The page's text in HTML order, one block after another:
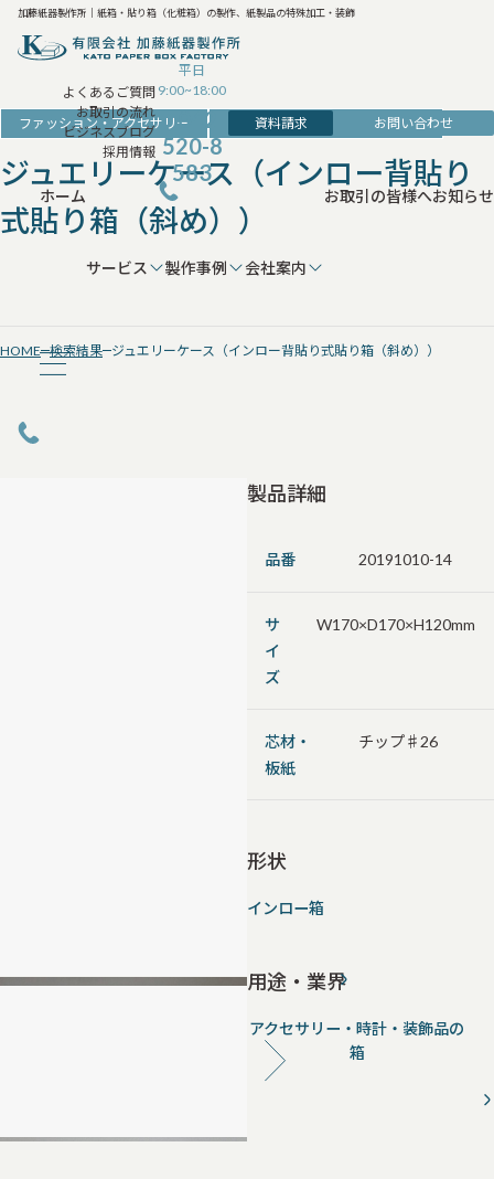
加藤紙器製作所｜紙箱・貼り箱（化粧箱）の製作、紙製品の特殊加工・装飾
よくあるご質問
お取引の流れ
ビジネスブログ
採用情報
平日
9:00~18:00
042-
520-8
583
資料請求 お問い合わせ
ホーム
サービス 製作事例 会社案内
お取引の皆様へお知らせ
ファッション・アクセサリー アクセサリー・時計・装飾品の箱
ジュエリーケース（インロー背貼り
式貼り箱（斜め））
HOME 検索結果 ジュエリーケース（インロー背貼り式貼り箱（斜め））
製品詳細
品番 20191010-14
サ
イ
ズ
W170×D170×H120mm
芯材・
板紙
チップ♯26
形状
インロー箱
用途・業界
アクセサリー・時計・装飾品の
箱